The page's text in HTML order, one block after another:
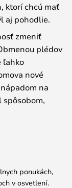
ktorí chcú mať
aj pohodlie.
zmeniť
plédov
ľahko
nové
na
spôsobom,
ponukách,
v osvetlení.